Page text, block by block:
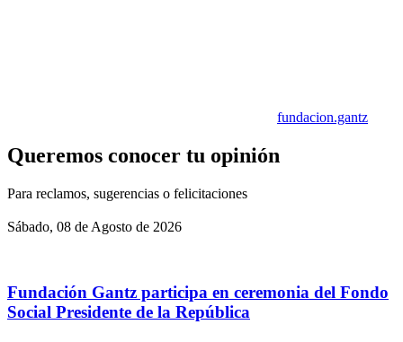
fundacion.gantz
Queremos conocer tu opinión
Para reclamos, sugerencias o felicitaciones
Sábado, 08 de Agosto de 2026
Fundación Gantz participa en ceremonia del Fondo
Social Presidente de la República